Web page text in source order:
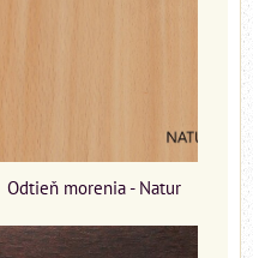
Odtieň morenia - Natur